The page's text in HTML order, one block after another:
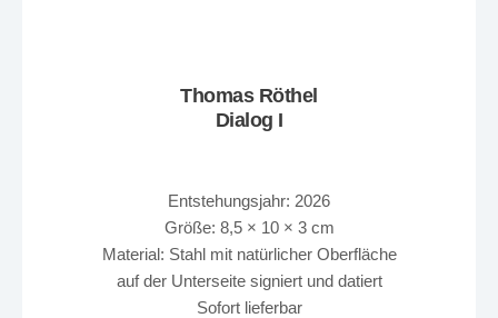
Thomas Röthel
Dialog I
Entstehungsjahr: 2026
Größe: 8,5 × 10 × 3 cm
Material: Stahl mit natürlicher Oberfläche
auf der Unterseite signiert und datiert
Sofort lieferbar